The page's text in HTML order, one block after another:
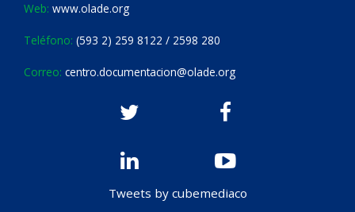
Web: www.olade.org
Teléfono: (593 2) 259 8122 / 2598 280
Correo: centro.documentacion@olade.org
Tweets by cubemediaco